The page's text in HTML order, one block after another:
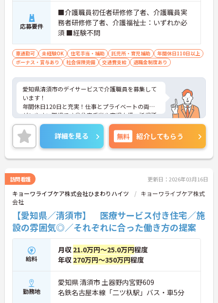
応募要件
■介護職員初任者研修修了者、介護職員実
務者研修修了者、介護福祉士：いずれか必
須 ■経験不問
車通勤可 未経験OK 住宅手当・補助 託児所・育児補助
年間休日110日以上
ボーナス・賞与あり
社会保険完備 交通費支給 退職金制度あり
愛知県清須市のデイサービスで介護職員を募集して
います！
年間休日120日と充実！仕事とプライベートの両立
がしやすい職場です◎住宅手当や育児支援・託児所
があり、福利厚生が充実しているのも嬉しいポイン
トです！賞与も年4.4か月分となっており、仕事のモ
チベーションにもつながります♪
ご興味のある方は、面接のポイントをお伝えします
のでお気軽にご連絡ください！
詳細を見る 無料 紹介してもらう
訪問看護 更新日：2026年03月16日
キョーワライブケア株式会社ひまわりハイツ
キョーワライブケア株式
会社
【愛知県／清須市】 医療サービス付き住宅／施
設の雰囲気◎／それぞれに合った働き方の提案
給料
月収 21.0万円～25.0万円程度
年収 270万円～350万円程度
勤務地
愛知県 清須市 土器野内宮野609
名鉄名古屋本線「二ツ杁駅」バス・車5分